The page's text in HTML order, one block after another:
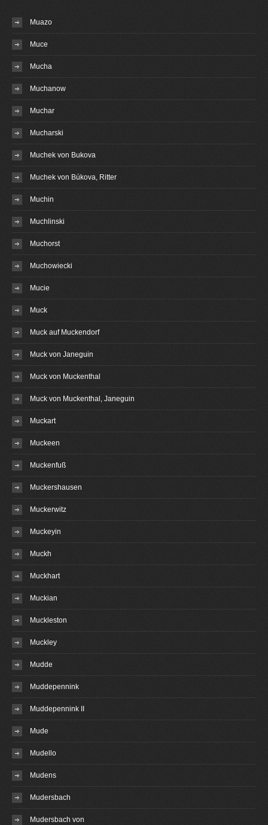
Muazo
Muce
Mucha
Muchanow
Muchar
Mucharski
Muchek von Bukova
Muchek von Búkova, Ritter
Muchin
Muchlinski
Muchorst
Muchowiecki
Mucie
Muck
Muck auf Muckendorf
Muck von Janeguin
Muck von Muckenthal
Muck von Muckenthal, Janeguin
Muckart
Muckeen
Muckenfuß
Muckershausen
Muckerwitz
Muckeyin
Muckh
Muckhart
Muckian
Muckleston
Muckley
Mudde
Muddepennink
Muddepennink II
Mude
Mudello
Mudens
Mudersbach
Mudersbach von